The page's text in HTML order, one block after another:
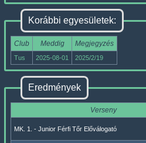
Korábbi egyesületek:
Club Meddig Megjegyzés
Tus 2025-08-01 2025/2/19
Eredmények
Verseny
MK. 1. - Junior Férfi Tőr Előválogató